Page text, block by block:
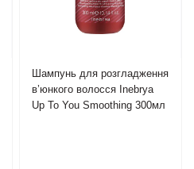
Шампунь для розгладження
в’юнкого волосся Inebrya
Up To You Smoothing 300мл